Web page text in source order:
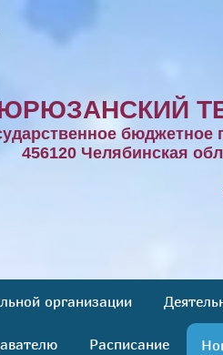
456120 Челябинская
организации
Расписание